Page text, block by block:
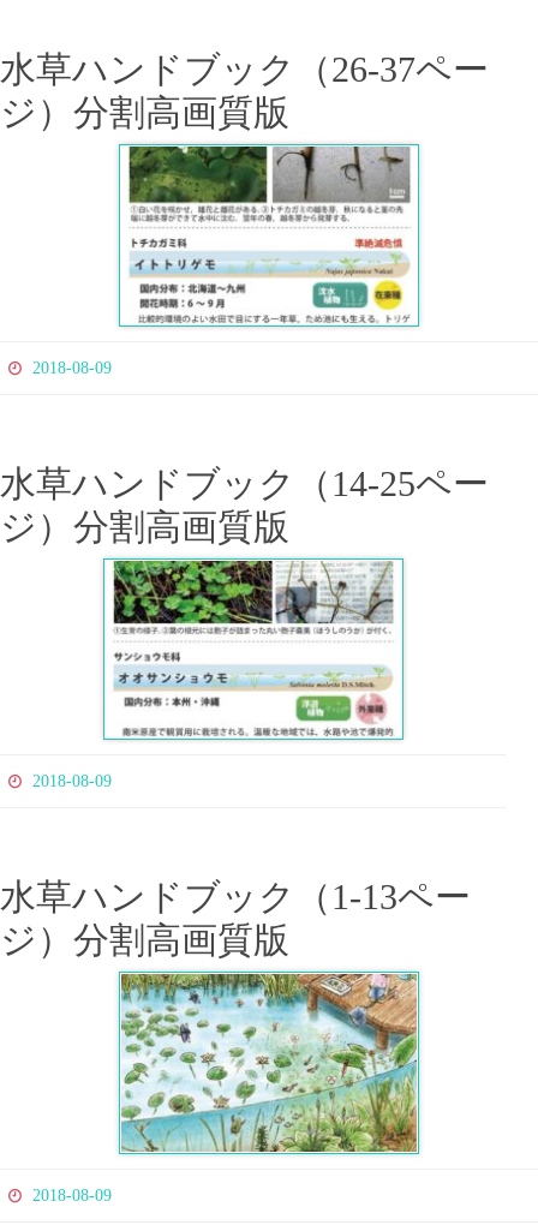
水草ハンドブック（26-37ペー
ジ）分割高画質版
2018-08-09
水草ハンドブック（14-25ペー
ジ）分割高画質版
2018-08-09
水草ハンドブック（1-13ペー
ジ）分割高画質版
2018-08-09